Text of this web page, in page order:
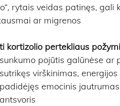
rytais veidas patinęs,
ar migrenos
kortizolio pertekliaus
pojūtis galūnėse ar
virškinimas,
emocinis jautrumas